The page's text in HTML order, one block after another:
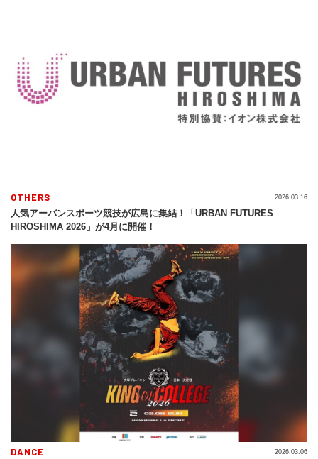
OTHERS
人気アーバンスポーツ競技が広島に集結！「URBAN FUTURES
HIROSHIMA 2026」が4月に開催！
2026.03.16
DANCE 2026.03.06